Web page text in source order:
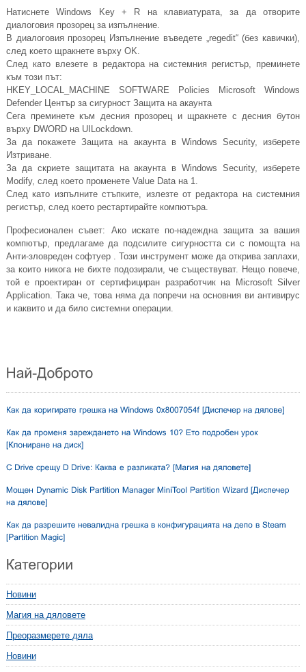
Натиснете Windows Key + R на клавиатурата, за да отворите
диалоговия прозорец за изпълнение.
В диалоговия прозорец Изпълнение въведете „regedit“ (без кавички),
след което щракнете върху OK.
След като влезете в редактора на системния регистър, преминете
към този път:
HKEY_LOCAL_MACHINE SOFTWARE Policies Microsoft Windows
Defender Център за сигурност Защита на акаунта
Сега преминете към десния прозорец и щракнете с десния бутон
върху DWORD на UILockdown.
За да покажете Защита на акаунта в Windows Security, изберете
Изтриване.
За да скриете защитата на акаунта в Windows Security, изберете
Modify, след което променете Value Data на 1.
След като изпълните стъпките, излезте от редактора на системния
регистър, след което рестартирайте компютъра.
Професионален съвет: Ако искате по-надеждна защита за вашия
компютър, предлагаме да подсилите сигурността си с помощта на
Анти-зловреден софтуер . Този инструмент може да открива заплахи,
за които никога не бихте подозирали, че съществуват. Нещо повече,
той е проектиран от сертифициран разработчик на Microsoft Silver
Application. Така че, това няма да попречи на основния ви антивирус
и каквито и да било системни операции.
Новини
Магия на дяловете
Преоразмерете дяла
Новини